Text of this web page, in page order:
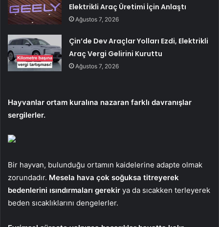
Elektrikli Araç Üretimi İçin Anlaştı
Ağustos 7, 2026
Çin’de Dev Araçlar Yolları Ezdi, Elektrikli
Araç Vergi Gelirini Kuruttu
Ağustos 7, 2026
Hayvanlar ortam kuralına nazaran farklı davranışlar
sergilerler.
Bir hayvan, bulunduğu ortamın kaidelerine adapte olmak
zorundadır. Mesela hava çok soğuksa titreyerek
bedenlerini ısındırmaları gerekir ya da sıcakken terleyerek
beden sıcaklıklarını dengelerler.